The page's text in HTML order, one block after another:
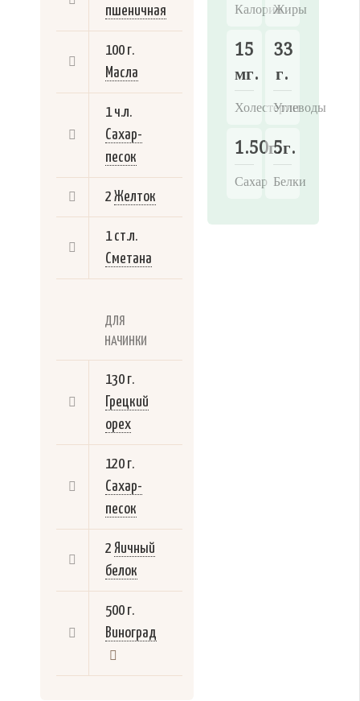
пшеничная
100 г.
Масла
1 ч.л.
Сахар-
песок
2 Желток
1 ст.л.
Сметана
ДЛЯ
НАЧИНКИ
130 г.
Грецкий
орех
120 г.
Сахар-
песок
2 Яичный
белок
500 г.
Виноград
КалорииЖиры
15
мг.
Холестерин
33
г.
Углеводы
1.50г.
Сахар
5г.
Белки